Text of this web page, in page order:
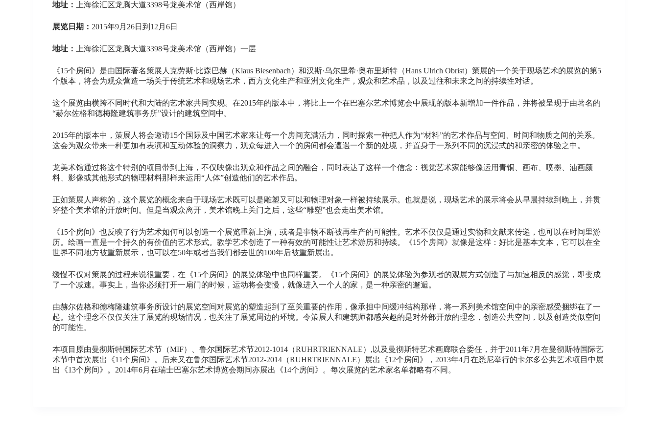
地址： 上海徐汇区龙腾大道3398号龙美术馆（西岸馆）
展览日期： 2015年9月26日到12月6日
地址： 上海徐汇区龙腾大道3398号龙美术馆（西岸馆）一层
《15个房间》是由国际著名策展人克劳斯·比森巴赫（Klaus Biesenbach）和汉斯·乌尔里希·奥布里斯特（Hans Ulrich Obrist）策展的一个关于现场艺术的展览的第5
个版本，将会为观众营造一场关于传统艺术和现场艺术，西方文化生产和亚洲文化生产，观众和艺术品，以及过往和未来之间的持续性对话。
这个展览由横跨不同时代和大陆的艺术家共同实现。在2015年的版本中，将比上一个在巴塞尔艺术博览会中展现的版本新增加一件作品，并将被呈现于由著名的
“赫尔佐格和德梅隆建筑事务所”设计的建筑空间中。
2015年的版本中，策展人将会邀请15个国际及中国艺术家来让每一个房间充满活力，同时探索一种把人作为“材料”的艺术作品与空间、时间和物质之间的关系。
这会为观众带来一种更加有表演和互动体验的洞察力，观众每进入一个的房间都会遭遇一个新的处境，并置身于一系列不同的沉浸式的和亲密的体验之中。
龙美术馆通过将这个特别的项目带到上海，不仅映像出观众和作品之间的融合，同时表达了这样一个信念：视觉艺术家能够像运用青铜、画布、喷墨、油画颜
料、影像或其他形式的物理材料那样来运用“人体”创造他们的艺术作品。
正如策展人声称的，这个展览的概念来自于现场艺术既可以是雕塑又可以和物理对象一样被持续展示。也就是说，现场艺术的展示将会从早晨持续到晚上，并贯
穿整个美术馆的开放时间。但是当观众离开，美术馆晚上关门之后，这些“雕塑”也会走出美术馆。
《15个房间》也反映了行为艺术如何可以创造一个展览重新上演，或者是事物不断被再生产的可能性。艺术不仅仅是通过实物和文献来传递，也可以在时间里游
历。绘画一直是一个持久的有价值的艺术形式。教学艺术创造了一种有效的可能性让艺术游历和持续。《15个房间》就像是这样：好比是基本文本，它可以在全
世界不同地方被重新展示，也可以在50年或者当我们都去世的100年后被重新展出。
缓慢不仅对策展的过程来说很重要，在《15个房间》的展览体验中也同样重要。《15个房间》的展览体验为参观者的观展方式创造了与加速相反的感觉，即变成
了一个减速。事实上，当你必须打开一扇门的时候，运动将会变慢，就像进入一个人的家，是一种亲密的邂逅。
由赫尔佐格和德梅隆建筑事务所设计的展览空间对展览的塑造起到了至关重要的作用，像承担中间缓冲结构那样，将一系列美术馆空间中的亲密感受捆绑在了一
起。这个理念不仅仅关注了展览的现场情况，也关注了展览周边的环境。令策展人和建筑师都感兴趣的是对外部开放的理念，创造公共空间，以及创造类似空间
的可能性。
本项目原由曼彻斯特国际艺术节（MIF）、鲁尔国际艺术节2012-1014（RUHRTRIENNALE）,以及曼彻斯特艺术画廊联合委任，并于2011年7月在曼彻斯特国际艺
术节中首次展出《11个房间》。后来又在鲁尔国际艺术节2012-2014（RUHRTRIENNALE）展出《12个房间》，2013年4月在悉尼举行的卡尔多公共艺术项目中展
出《13个房间》。2014年6月在瑞士巴塞尔艺术博览会期间亦展出《14个房间》。每次展览的艺术家名单都略有不同。